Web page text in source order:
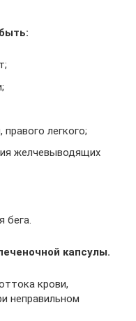
легкого;
желчевыводящих
бега.
капсулы.
крови,
неправильном